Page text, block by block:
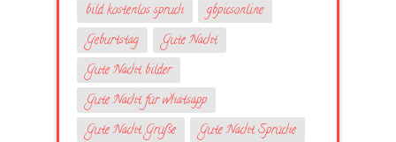
bild kostenlos spruch
gbpicsonline
Geburtstag
Gute Nacht
Gute Nacht bilder
Gute Nacht für whatsapp
Gute Nacht Grüße
Gute Nacht Sprüche